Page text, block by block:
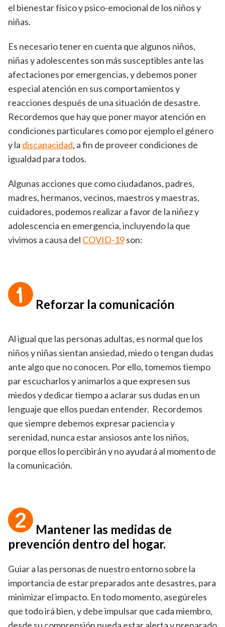
el bienestar físico y psico-emocional de los niños y
niñas.
Es necesario tener en cuenta que algunos niños,
niñas y adolescentes son más susceptibles ante las
afectaciones por emergencias, y debemos poner
especial atención en sus comportamientos y
reacciones después de una situación de desastre.
Recordemos que hay que poner mayor atención en
condiciones particulares como por ejemplo el género
y la discapacidad, a fin de proveer condiciones de
igualdad para todos.
Algunas acciones que como ciudadanos, padres,
madres, hermanos, vecinos, maestros y maestras,
cuidadores, podemos realizar a favor de la niñez y
adolescencia en emergencia, incluyendo la que
vivimos a causa del COVID-19son:
Reforzar la comunicación
Al igual que las personas adultas, es normal que los
niños y niñas sientan ansiedad, miedo o tengan dudas
ante algo que no conocen. Por ello, tomemos tiempo
par escucharlos y animarlos a que expresen sus
miedos y dedicar tiempo a aclarar sus dudas en un
lenguaje que ellos puedan entender. Recordemos
que siempre debemos expresar paciencia y
serenidad, nunca estar ansiosos ante los niños,
porque ellos lo percibirán y no ayudará al momento de
la comunicación.
Mantener las medidas de
prevención dentro del hogar.
Guiar a las personas de nuestro entorno sobre la
importancia de estar preparados ante desastres, para
minimizar el impacto. En todo momento, asegúreles
que todo irá bien, y debe impulsar que cada miembro,